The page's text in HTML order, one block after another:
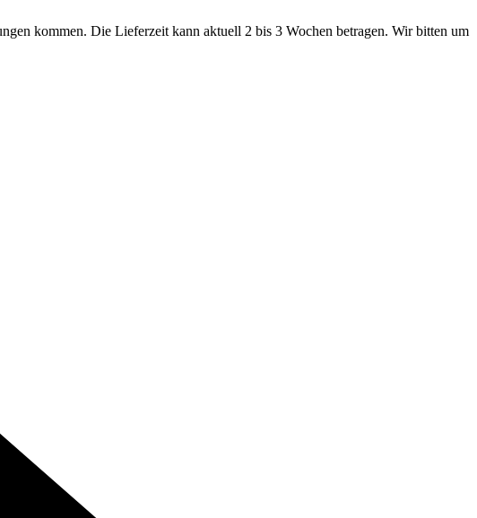
kommen. Die Lieferzeit kann aktuell 2 bis 3 Wochen betragen. Wir bitten um